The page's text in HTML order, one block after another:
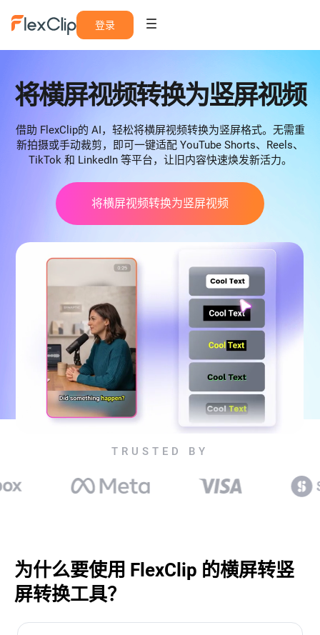
登录
将横屏视频转换为竖屏视频
借助 FlexClip的 AI，轻松将横屏视频转换为竖屏格式。无需重
新拍摄或手动裁剪，即可一键适配 YouTube Shorts、Reels、
TikTok 和 LinkedIn 等平台，让旧内容快速焕发新活力。
将横屏视频转换为竖屏视频
TRUSTED BY
为什么要使用 FlexClip 的横屏转竖
屏转换工具？